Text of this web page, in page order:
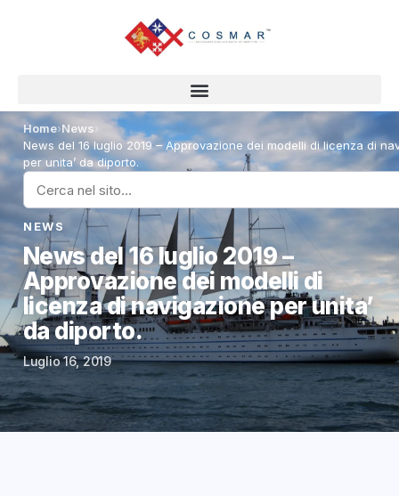
Home›News›
News del 16 luglio 2019 – Approvazione dei modelli di licenza di
per unita’ da diporto.
NEWS
News del 16 luglio 2019 –
Approvazione dei modelli di
licenza di navigazione per unita’
da diporto.
Luglio 16, 2019